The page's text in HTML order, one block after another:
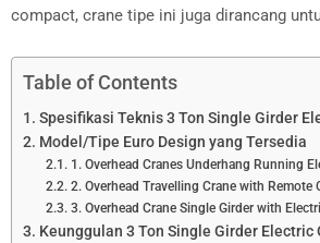
compact, crane tipe ini juga dirancang
Table of Contents
Spesifikasi Teknis 3 Ton Single Girder
Model/Tipe Euro Design yang Tersedia
1. Overhead Cranes Underhang Running
2. Overhead Travelling Crane with Remote
3. Overhead Crane Single Girder with
Keunggulan 3 Ton Single Girder Electric